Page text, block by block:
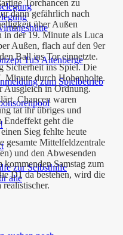
TuS Altenberge
zum Spielbetrieb
zur Selbsthilfe
alle
Torchancen zu
dann gefährlich nach
über Außen
in der 19. Minute als Luca
Außen, flach auf den 9er
Ball ins Tor einnetzte.
Sicherheit ins Spiel. Die
Minute durch Hohenholte.
Ausgleich in Ordnung.
Chancen waren
tat ihr übriges und
Endeffekt geht die
Sieg fehlte heute
gesamte Mittelfeldzentrale
und den Abwesenden
Samstag zum
D1 da bestehen, wird die